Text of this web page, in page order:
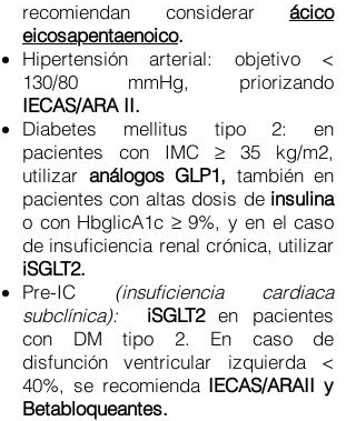
recomiendan considerar ácico
eicosapentaenoico.
Hipertensión arterial: objetivo <
130/80 mmHg, priorizando
IECAS/ARA II.
Diabetes mellitus tipo 2: en
pacientes con IMC ≥ 35 kg/m2,
utilizar análogos GLP1, también en
pacientes con altas dosis de insulina
o con HbglicA1c ≥ 9%, y en el caso
de insuficiencia renal crónica, utilizar
iSGLT2.
Pre-IC (insuficiencia cardiaca
subclínica):
iSGLT2en pacientes
con DM tipo 2. En caso de
disfunción ventricular izquierda <
40%, se recomienda IECAS/ARAII y
Betabloqueantes.